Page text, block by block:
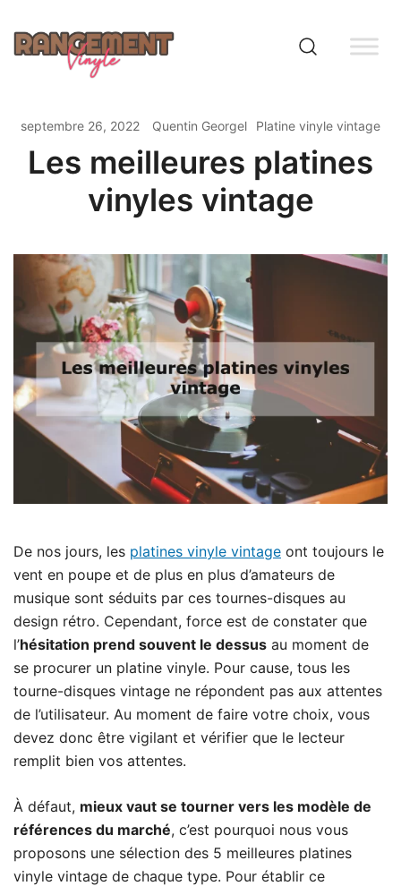
content
septembre 26, 2022 Quentin Georgel Platine vinyle vintage
Les meilleures platines
vinyles vintage
De nos jours, les platines vinyle vintage ont toujours le
vent en poupe et de plus en plus d’amateurs de
musique sont séduits par ces tournes-disques au
design rétro. Cependant, force est de constater que
l’hésitation prend souvent le dessus au moment de
se procurer un platine vinyle. Pour cause, tous les
tourne-disques vintage ne répondent pas aux attentes
de l’utilisateur. Au moment de faire votre choix, vous
devez donc être vigilant et vérifier que le lecteur
remplit bien vos attentes.
À défaut, mieux vaut se tourner vers les modèle de
références du marché, c’est pourquoi nous vous
proposons une sélection des 5 meilleures platines
vinyle vintage de chaque type. Pour établir ce